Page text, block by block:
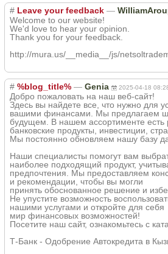
# Leave your feedback —
Welcome to our website!
We'd love to hear your opinion.
Thank you for your feedback.
http://mura.us/__media__/js/
# %blog_title% — Genia 2025-04-18
Добро пожаловать на наш веб-сайт!
Здесь вы найдете все, что нужно для
вашими финансами. Мы предлагаем
будущем. В нашем ассортименте есть
банковские продукты, инвестиции,
Мы постоянно обновляем нашу базу
Наши специалисты помогут вам
наиболее подходящий продукт,
предпочтения. Мы предоставляем
и рекомендации, чтобы вы могли
принять обоснованное решение и
Не упустите возможность
нашими услугами и откройте для себя
мир финансовых возможностей!
Посетите наш сайт, ознакомьтесь с
Т-Банк - Одобрение Автокредита в